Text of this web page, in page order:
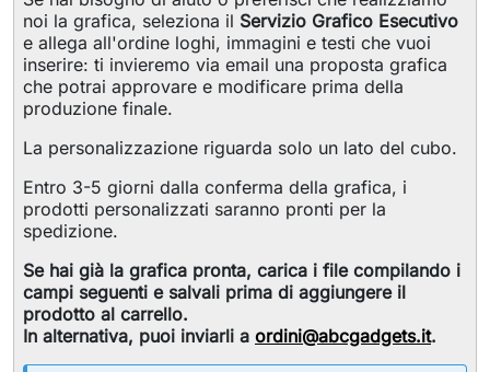
noi la grafica, seleziona il Servizio Grafico Esecutivo
e allega all'ordine loghi, immagini e testi che vuoi
inserire: ti invieremo via email una proposta grafica
che potrai approvare e modificare prima della
produzione finale.
La personalizzazione riguarda solo un lato del cubo.
Entro 3-5 giorni dalla conferma della grafica, i
prodotti personalizzati saranno pronti per la
spedizione.
Se hai già la grafica pronta, carica i file compilando i
campi seguenti e salvali prima di aggiungere il
prodotto al carrello.
In alternativa, puoi inviarli a ordini@abcgadgets.it.